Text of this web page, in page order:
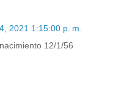
2021 1:15:00 p. m.
12/1/56